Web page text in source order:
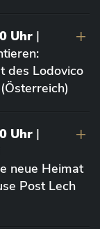
Uhr |
des Lodovico
Uhr |
neue Heimat
Post Lech